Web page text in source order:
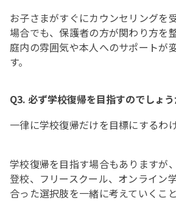
お子さまがすぐにカウンセリングを
場合でも、保護者の方が関わり方を
庭内の雰囲気や本人へのサポートが
す。
Q3. 必ず学校復帰を目指すのでしょう
一律に学校復帰だけを目標にするわ
学校復帰を目指す場合もありますが
登校、フリースクール、オンライン
合った選択肢を一緒に考えていくこ